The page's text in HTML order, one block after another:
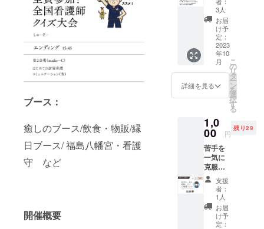
ブース：
癒しのブース/飲食・物販/縁
日ブース/ 福島八幡宮・看護
守 など
開催概要
ザ・グ
リーン
ホール
2F 第
２会
場：
Studio
C 選択
肢：10
さんの
お金事
情 （賢
く学ぶ
資産形
成） ・
男性看
護師の
会集ま
れ！パ
ネル
ディス
(日)、1
枚で両
日参加
いただ
けま
す。メ
イン会
場：サ
ンライ
リーン
ホール
2F 第
２会
場：
Studio
C ※キャ
ンプ
ファイ
アの
メッ
セージ
＝1000
円 ス
テージ
コンテ
ンツの
中から1
つ座席
確保が
付いた
チケッ
トで
（60席
のうち
一部の
み） ※
受付で
CAMPF
IRE支援
画面を
見せて
くださ
い。 ※
ナース
3人
お届
け予
定：
2023
年10
月
詳細を見る
こ
の
リ
タ
ー
ン
を
選
択
す
る
1,0
00 円
残り29
苦手を
一気に
克服し
よう！
心電図
セミ
ナー座
席確保
（10/15
支援
者：
1人
お届
け予
定：